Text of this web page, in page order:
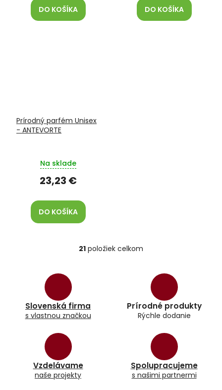
DO KOŠÍKA DO KOŠÍKA
Prírodný parfém Unisex
- ANTEVORTE
Na sklade
23,23 €
DO KOŠÍKA
O
21 položiek celkom
Slovenská firma
s vlastnou značkou
Prírodné produkty
Rýchle dodanie
Vzdelávame
naše projekty
Spolupracujeme
s našimi partnermi